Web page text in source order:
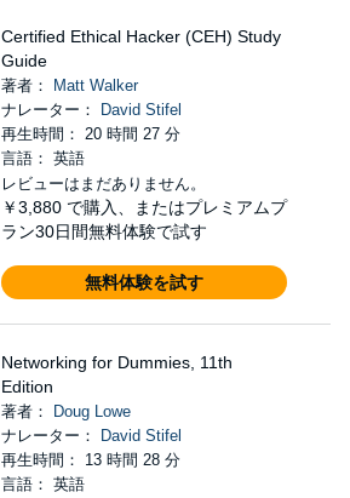
Certified Ethical Hacker (CEH) Study
Guide
著者：
Matt Walker
ナレーター：
David Stifel
再生時間： 20 時間 27 分
言語： 英語
レビューはまだありません。
￥3,880 で購入、またはプレミアムプ
ラン30日間無料体験で試す
無料体験を試す
Networking for Dummies, 11th
Edition
著者：
Doug Lowe
ナレーター：
David Stifel
再生時間： 13 時間 28 分
言語： 英語